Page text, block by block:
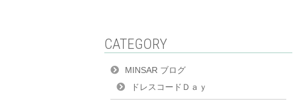
CATEGORY
MINSAR ブログ
ドレスコードＤａｙ